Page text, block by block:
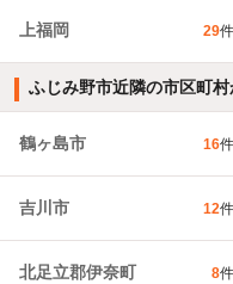
上福岡 29件
ふじみ野市近隣の市区町
鶴ヶ島市 16件
吉川市 12件
北足立郡伊奈町 8件